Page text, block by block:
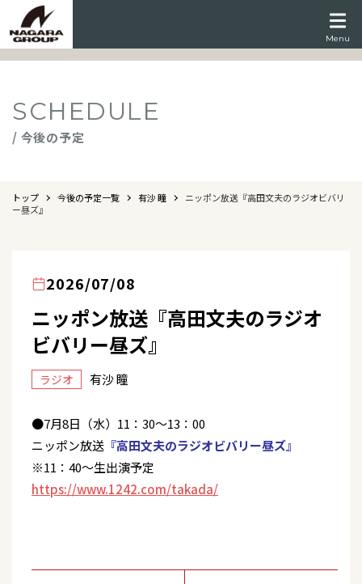
Menu
SCHEDULE
/ 今後の予定
トップ 今後の予定一覧 有沙 瞳
ニッポン放送『高田文夫のラジオビバリ
ー昼ズ』
2026/07/08
ニッポン放送『高田文夫のラジオ
ビバリー昼ズ』
ラジオ 有沙 瞳
●7月8日（水）11：30～13：00
ニッポン放送 『高田文夫のラジオビバリー昼ズ』
※11：40～生出演予定
https://www.1242.com/takada/